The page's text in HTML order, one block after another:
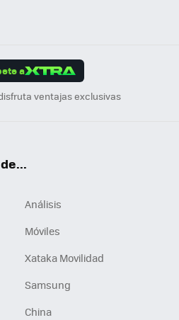
a
ventajas exclusivas
Análisis
Móviles
Xataka Movilidad
Samsung
China